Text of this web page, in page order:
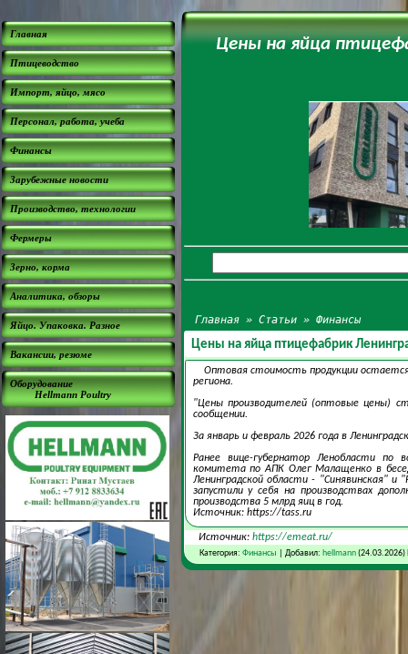
Главная
Птицеводство
Импорт, яйцо, мясо
Персонал, работа, учеба
Финансы
Зарубежные новости
Производство, технологии
Фермеры
Зерно, корма
Аналитика, обзоры
Яйцо. Упаковка. Разное
Вакансии, резюме
Оборудование
Hellmann Poultry
Цены на яйца
Главная »Статьи »Финансы
Цены на яйца птицефабрик
Оптовая стоимость продукции
региона.
"Цены производителей (оптовые цены)
сообщении.
За январь и февраль 2026 года в
Ранее вице-губернатор Ленобласти по
комитета по АПК Олег Малащенко в
Ленинградской области - "Синявинская"
запустили у себя на производствах
производства 5 млрд яиц в год.
Источник: https://tass.ru
Источник: https://emeat.ru/
Категория: Финансы | Добавил: hellmann(24.03.2026)